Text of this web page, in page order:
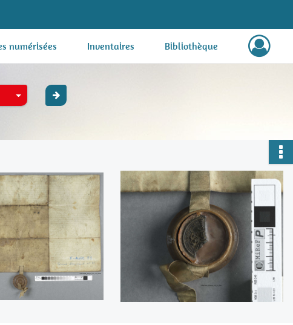
numérisées Inventaires Bibliothèque